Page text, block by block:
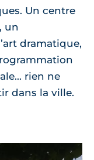
Un centre
un
dramatique,
rien ne
dans la ville.